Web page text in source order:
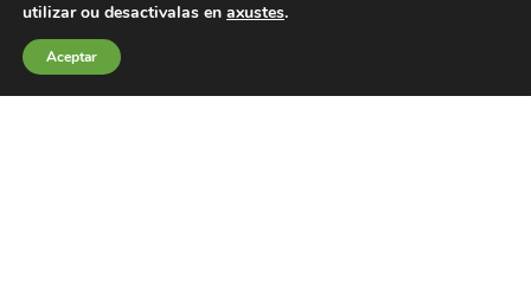
utilizar ou desactivalas en axustes.
Aceptar